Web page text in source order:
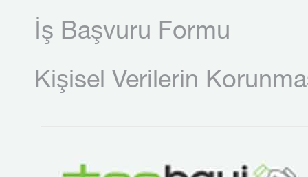
İş Başvuru Formu
Kişisel Verilerin